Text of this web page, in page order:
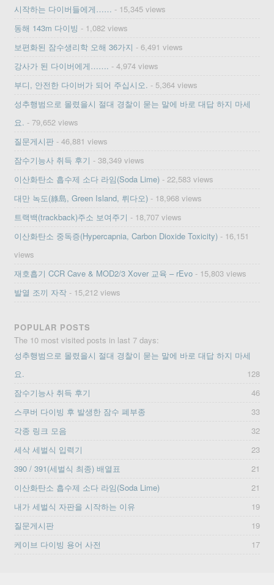
시작하는 다이버들에게…… - 15,345 views
동해 143m 다이빙 - 1,082 views
보편화된 잠수생리학 오해 36가지 - 6,491 views
강사가 된 다이버에게……. - 4,974 views
부디, 안전한 다이버가 되어 주십시오. - 5,364 views
성추행범으로 몰렸을시 절대 경찰이 묻는 말에 바로 대답 하지 마세
요. - 79,652 views
질문게시판 - 46,881 views
잠수기능사 취득 후기 - 38,349 views
이산화탄소 흡수제 소다 라임(Soda Lime) - 22,583 views
대만 녹도(綠島, Green Island, 뤼다오) - 18,968 views
트랙백(trackback)주소 보여주기 - 18,707 views
이산화탄소 중독증(Hypercapnia, Carbon Dioxide Toxicity) - 16,151
views
재호흡기 CCR Cave & MOD2/3 Xover 교육 – rEvo - 15,803 views
발열 조끼 자작 - 15,212 views
POPULAR POSTS
The 10 most visited posts in last 7 days:
성추행범으로 몰렸을시 절대 경찰이 묻는 말에 바로 대답 하지 마세
요.
128
잠수기능사 취득 후기
46
스쿠버 다이빙 후 발생한 잠수 폐부종
33
각종 링크 모음
32
세삭 세벌식 입력기
23
390 / 391(세벌식 최종) 배열표
21
이산화탄소 흡수제 소다 라임(Soda Lime)
21
내가 세벌식 자판을 시작하는 이유
19
질문게시판
19
케이브 다이빙 용어 사전
17